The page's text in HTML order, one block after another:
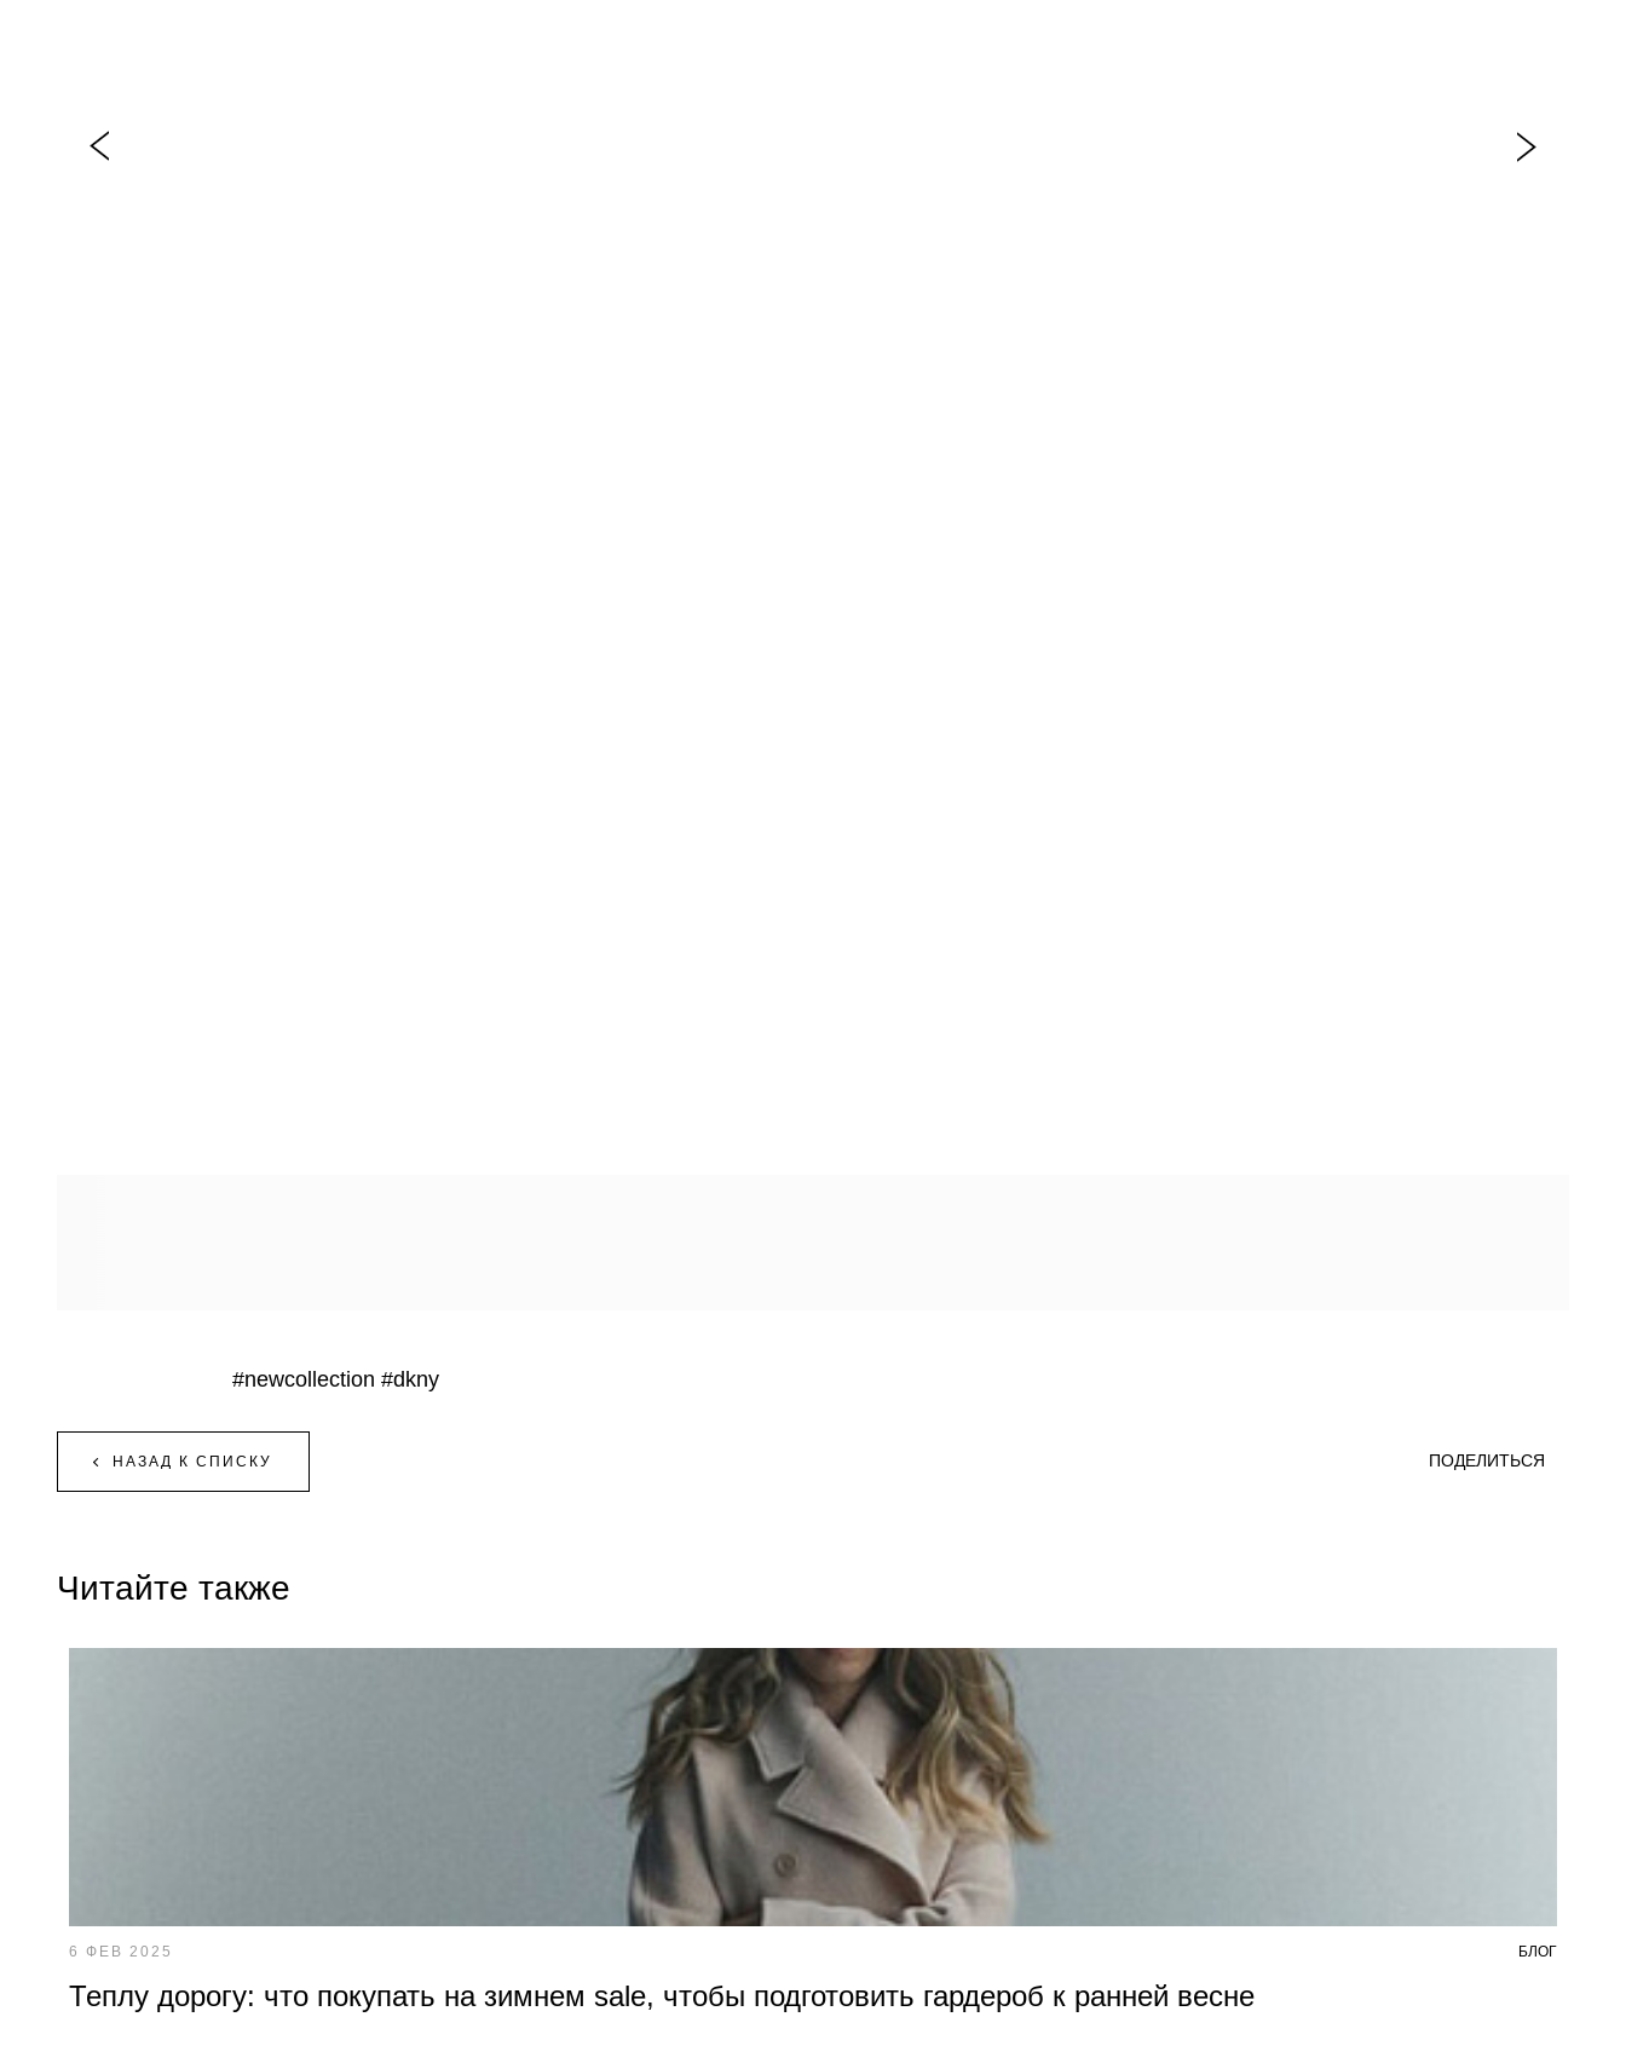
#newcollection #dkny
НАЗАД К СПИСКУ ПОДЕЛИТЬСЯ
Читайте также
6 ФЕВ 2025 БЛОГ
Теплу дорогу: что покупать на зимнем sale, чтобы подготовить гардероб к ранней весне